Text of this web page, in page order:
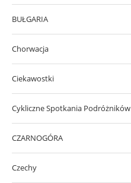
BUŁGARIA
Chorwacja
Ciekawostki
Cykliczne Spotkania Podróżników
CZARNOGÓRA
Czechy